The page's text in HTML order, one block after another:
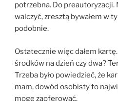
potrzebna. Do preautoryzacji.
walczyć, zresztą bywałem w
podobnie.
Ostatecznie więc dałem
środków na dzień czy dwa?
Trzeba było powiedzieć, że
mam, dowód osobisty to
mogę zaoferować.